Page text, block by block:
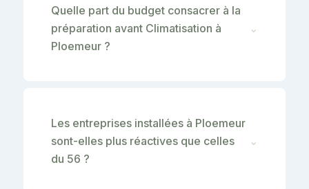
Quelle part du budget consacrer à la
préparation avant Climatisation à
Ploemeur ?
⌄
Les entreprises installées à Ploemeur
sont-elles plus réactives que celles
du 56 ?
⌄